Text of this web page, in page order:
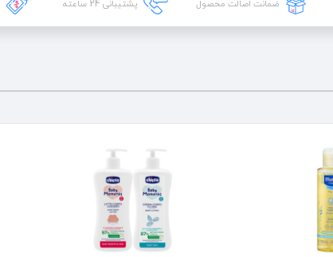
ضمانت اصالت محصول پشتیبانی 24 ساعته